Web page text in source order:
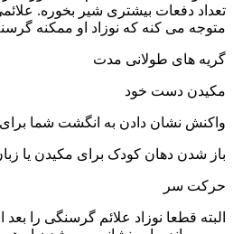
دفعات بیشتری شیر بخوره. علائمی
می کنه که نوزاد او ممکنه گرسنه
های طولانی مدت
دست خود
نشان دادن به انگشت شما برای
شدن دهان کودک برای مکیدن یا
سر
قطعا نوزاد علائم گرسنگی را بعد